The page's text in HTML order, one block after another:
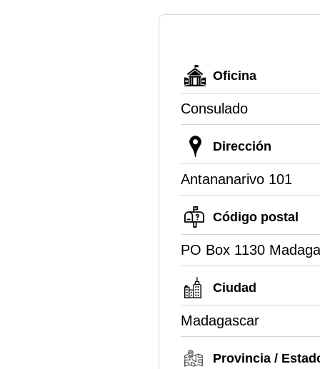
Oficina
Consulado
Dirección
Antananarivo 101
Código postal
PO Box 1130
Ciudad
Madagascar
Provincia /